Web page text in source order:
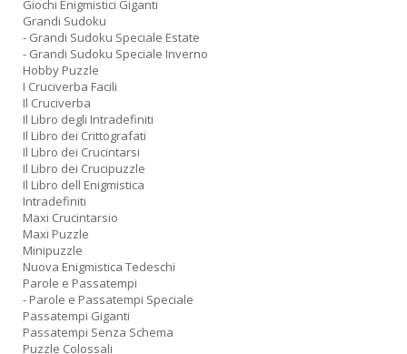
Giochi Enigmistici Giganti
Grandi Sudoku
- Grandi Sudoku Speciale Estate
- Grandi Sudoku Speciale Inverno
Hobby Puzzle
I Cruciverba Facili
Il Cruciverba
Il Libro degli Intradefiniti
Il Libro dei Crittografati
Il Libro dei Crucintarsi
Il Libro dei Crucipuzzle
Il Libro dell Enigmistica
Intradefiniti
Maxi Crucintarsio
Maxi Puzzle
Minipuzzle
Nuova Enigmistica Tedeschi
Parole e Passatempi
- Parole e Passatempi Speciale
Passatempi Giganti
Passatempi Senza Schema
Puzzle Colossali